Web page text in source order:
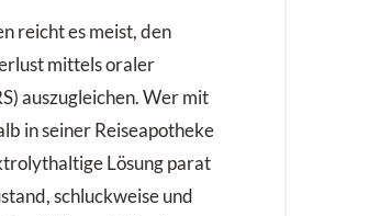
reicht es meist, den
mittels oraler
auszugleichen. Wer mit
in seiner Reiseapotheke
Lösung parat
schluckweise und